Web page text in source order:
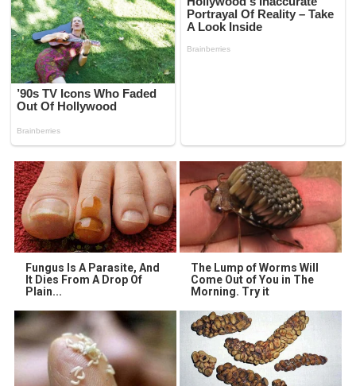
Fungus Is A Parasite, And
It Dies From A Drop Of
Plain...
The Lump of Worms Will
Come Out of You in The
Morning. Try it